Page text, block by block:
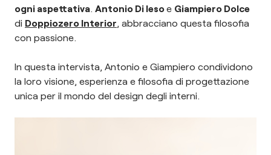
ogni aspettativa. Antonio Di Iesoe Giampiero Dolce
di Doppiozero Interior, abbracciano questa filosofia
con passione.
In questa intervista, Antonio e Giampiero condividono
la loro visione, esperienza e filosofia di progettazione
unica per il mondo del design degli interni.